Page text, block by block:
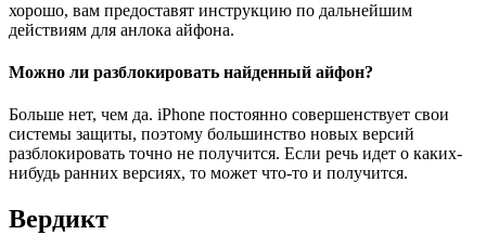
хорошо, вам предоставят инструкцию по дальнейшим
действиям для анлока айфона.
Можно ли разблокировать найденный айфон?
Больше нет, чем да. iPhone постоянно совершенствует свои
системы защиты, поэтому большинство новых версий
разблокировать точно не получится. Если речь идет о каких-
нибудь ранних версиях, то может что-то и получится.
Вердикт